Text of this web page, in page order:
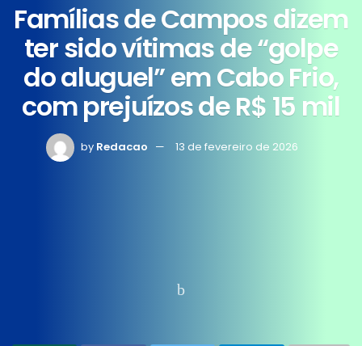
Famílias de Campos dizem
ter sido vítimas de “golpe
do aluguel” em Cabo Frio,
com prejuízos de R$ 15 mil
by Redacao 13 de fevereiro de 2026